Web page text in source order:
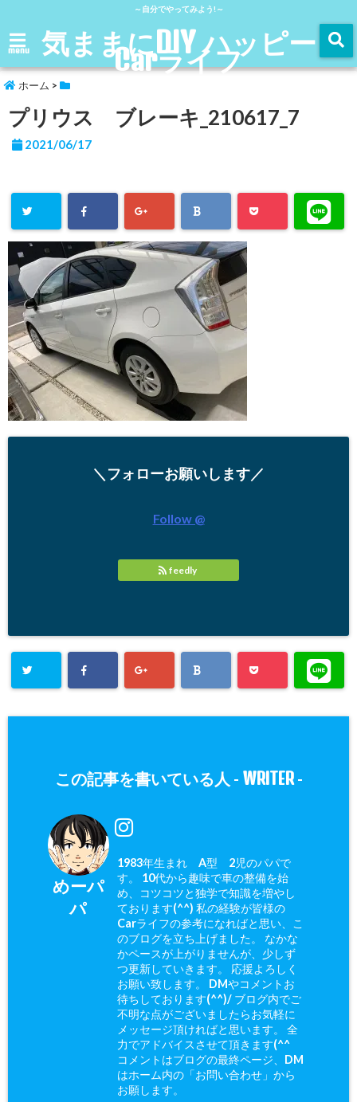
～自分でやってみよう!～
menu 気ままにDIY ハッピー
Carライフ
ホーム >
プリウス ブレーキ_210617_7
2021/06/17
＼フォローお願いします／
Follow @
feedly
この記事を書いている人 - WRITER-
めーパ
パ
1983年生まれ A型 2児のパパで
す。 10代から趣味で車の整備を始
め、コツコツと独学で知識を増やし
ております(^^) 私の経験が皆様の
Carライフの参考になればと思い、こ
のブログを立ち上げました。 なかな
かペースが上がりませんが、少しず
つ更新していきます。 応援よろしく
お願い致します。 DMやコメントお
待ちしております(^^)/ ブログ内でご
不明な点がございましたらお気軽に
メッセージ頂ければと思います。 全
力でアドバイスさせて頂きます(^^ゞ
コメントはブログの最終ページ、DM
はホーム内の「お問い合わせ」から
お願します。